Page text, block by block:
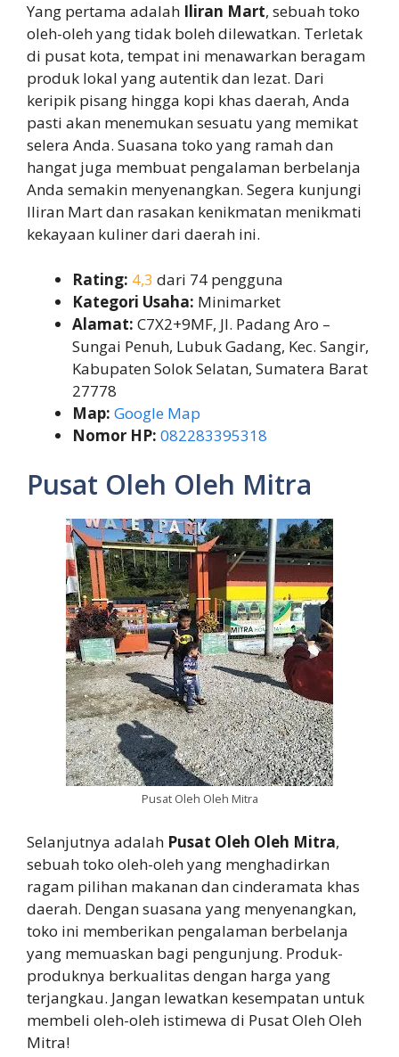
Yang pertama adalah Iliran Mart, sebuah toko
oleh-oleh yang tidak boleh dilewatkan. Terletak
di pusat kota, tempat ini menawarkan beragam
produk lokal yang autentik dan lezat. Dari
keripik pisang hingga kopi khas daerah, Anda
pasti akan menemukan sesuatu yang memikat
selera Anda. Suasana toko yang ramah dan
hangat juga membuat pengalaman berbelanja
Anda semakin menyenangkan. Segera kunjungi
Iliran Mart dan rasakan kenikmatan menikmati
kekayaan kuliner dari daerah ini.
Rating: 4,3 dari 74 pengguna
Kategori Usaha: Minimarket
Alamat: C7X2+9MF, Jl. Padang Aro –
Sungai Penuh, Lubuk Gadang, Kec. Sangir,
Kabupaten Solok Selatan, Sumatera Barat
27778
Map: Google Map
Nomor HP: 082283395318
Pusat Oleh Oleh Mitra
Pusat Oleh Oleh Mitra
Selanjutnya adalah Pusat Oleh Oleh Mitra,
sebuah toko oleh-oleh yang menghadirkan
ragam pilihan makanan dan cinderamata khas
daerah. Dengan suasana yang menyenangkan,
toko ini memberikan pengalaman berbelanja
yang memuaskan bagi pengunjung. Produk-
produknya berkualitas dengan harga yang
terjangkau. Jangan lewatkan kesempatan untuk
membeli oleh-oleh istimewa di Pusat Oleh Oleh
Mitra!